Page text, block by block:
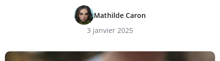
Mathilde Caron
3 janvier 2025